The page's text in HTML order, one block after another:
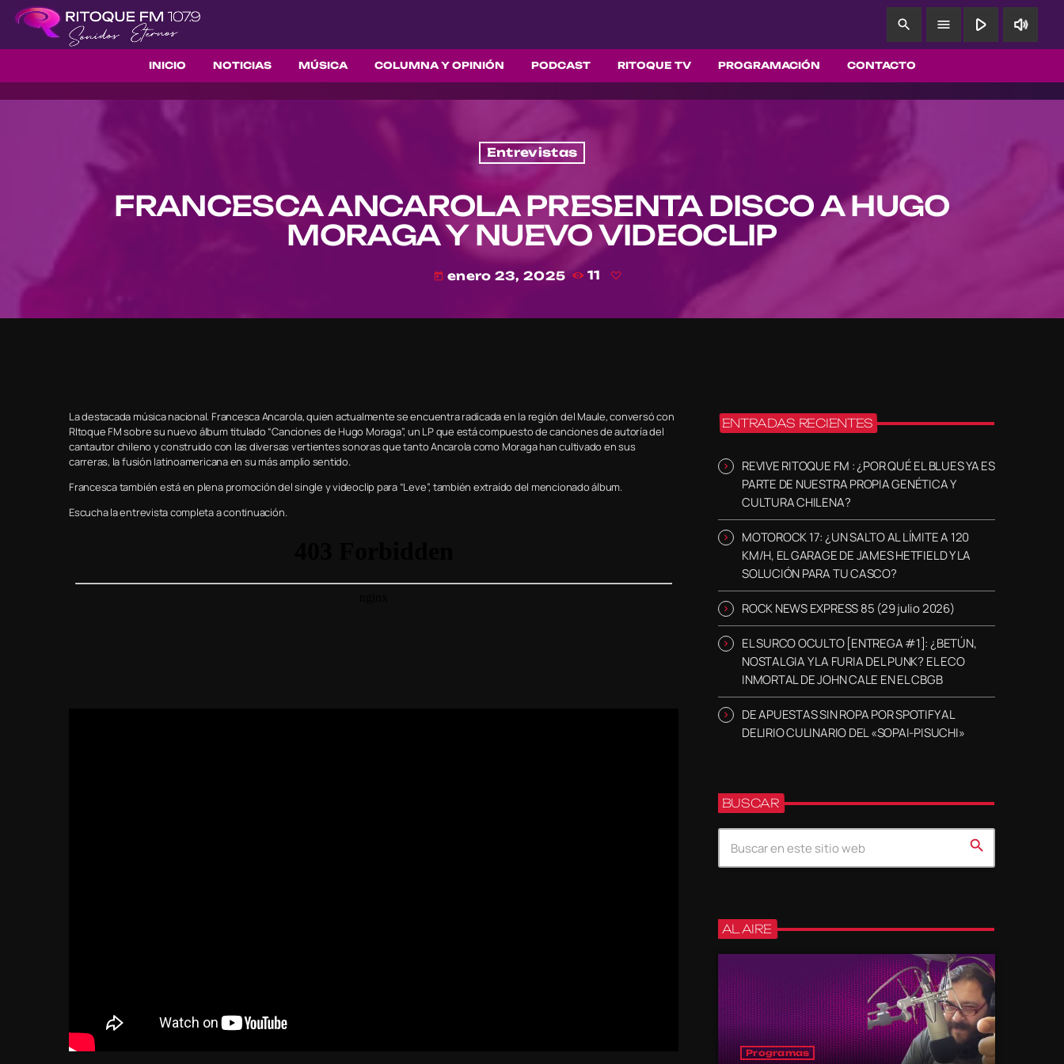
INICIO NOTICIAS MÚSICA COLUMNA Y OPINIÓN PODCAST RITOQUE TV PROGRAMACIÓN CONTACTO
search menu play_arrow volume_up
Entrevistas
FRANCESCA ANCAROLA PRESENTA DISCO A HUGO
MORAGA Y NUEVO VIDEOCLIP
today enero 23, 2025 11
La destacada música nacional. Francesca Ancarola, quien actualmente se encuentra radicada en la región del Maule, conversó con
RItoque FM sobre su nuevo álbum titulado “Canciones de Hugo Moraga”, un LP que está compuesto de canciones de autoría del
cantautor chileno y construido con las diversas vertientes sonoras que tanto Ancarola como Moraga han cultivado en sus
carreras, la fusión latinoamericana en su más amplio sentido.
Francesca también está en plena promoción del single y videoclip para “Leve”, también extraído del mencionado álbum.
Escucha la entrevista completa a continuación.
ENTRADAS RECIENTES
REVIVE RITOQUE FM : ¿POR QUÉ EL BLUES YA ES
PARTE DE NUESTRA PROPIA GENÉTICA Y
CULTURA CHILENA?
MOTOROCK 17: ¿UN SALTO AL LÍMITE A 120
KM/H, EL GARAGE DE JAMES HETFIELD Y LA
SOLUCIÓN PARA TU CASCO?
ROCK NEWS EXPRESS 85 (29 julio 2026)
EL SURCO OCULTO [ENTREGA #1]: ¿BETÚN,
NOSTALGIA Y LA FURIA DEL PUNK? EL ECO
INMORTAL DE JOHN CALE EN EL CBGB
DE APUESTAS SIN ROPA POR SPOTIFY AL
DELIRIO CULINARIO DEL «SOPAI-PISUCHI»
BUSCAR
search
AL AIRE
Programas